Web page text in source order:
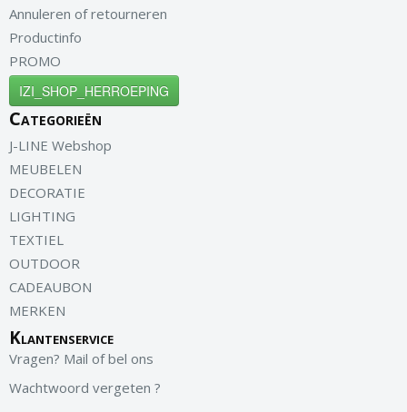
Annuleren of retourneren
Productinfo
PROMO
IZI_SHOP_HERROEPING
Categorieën
J-LINE Webshop
MEUBELEN
DECORATIE
LIGHTING
TEXTIEL
OUTDOOR
CADEAUBON
MERKEN
Klantenservice
Vragen? Mail of bel ons
Wachtwoord vergeten ?